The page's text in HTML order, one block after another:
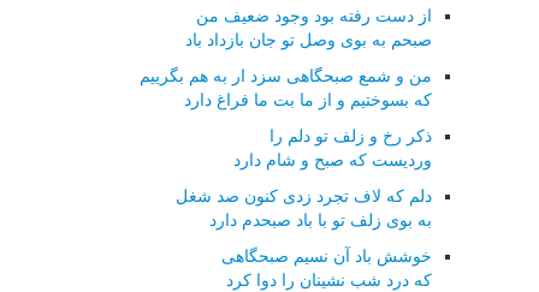
از دست رفته بود وجود ضعیف من
صبحم به بوی وصل تو جان بازداد باد
من و شمع صبحگاهی سزد ار به هم بگرییم
که بسوختیم و از ما بت ما فراغ دارد
ذکر رخ و زلف تو دلم را
وردیست که صبح و شام دارد
دلم که لاف تجرد زدی کنون صد شغل
به بوی زلف تو با باد صبحدم دارد
خوشش باد آن نسیم صبحگاهی
که درد شب نشینان را دوا کرد